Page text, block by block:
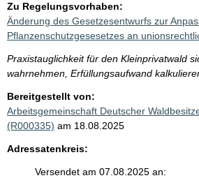
Zu Regelungsvorhaben:
Änderung des Gesetzesentwurfs zur
Pflanzenschutzgesesetzes an
Praxistauglichkeit für den Kleinprivatwald
wahrnehmen, Erfüllungsaufwand
Bereitgestellt von:
Arbeitsgemeinschaft Deutscher
(R000335) am 18.08.2025
Adressatenkreis:
Versendet am 07.08.2025 an: